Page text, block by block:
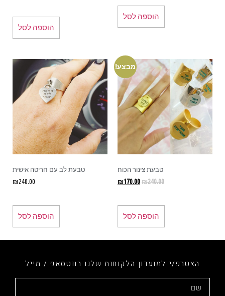
הוספה לסל
הוספה לסל
מבצע!
טבעת צינור הכוח
₪240.00
₪170.00
הוספה לסל
טבעת לב עם חריטה אישית
₪240.00
הוספה לסל
הצטרפ/י למועדון הלקוחות שלנו בווטסאפ / מייל